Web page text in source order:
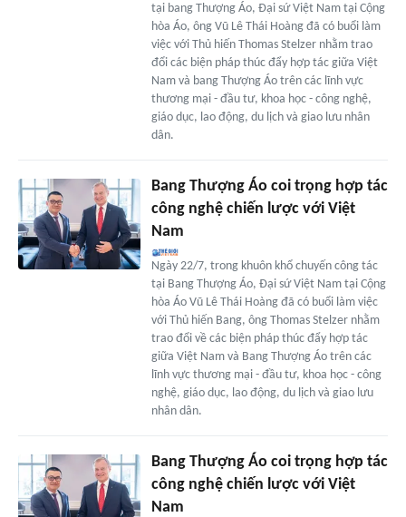
tại bang Thượng Áo, Đại sứ Việt Nam tại Cộng
hòa Áo, ông Vũ Lê Thái Hoàng đã có buổi làm
việc với Thủ hiến Thomas Stelzer nhằm trao
đổi các biện pháp thúc đẩy hợp tác giữa Việt
Nam và bang Thượng Áo trên các lĩnh vực
thương mại - đầu tư, khoa học - công nghệ,
giáo dục, lao động, du lịch và giao lưu nhân
dân.
Bang Thượng Áo coi trọng hợp tác
công nghệ chiến lược với Việt
Nam
Ngày 22/7, trong khuôn khổ chuyến công tác
tại Bang Thượng Áo, Đại sứ Việt Nam tại Cộng
hòa Áo Vũ Lê Thái Hoàng đã có buổi làm việc
với Thủ hiến Bang, ông Thomas Stelzer nhằm
trao đổi về các biện pháp thúc đẩy hợp tác
giữa Việt Nam và Bang Thượng Áo trên các
lĩnh vực thương mại - đầu tư, khoa học - công
nghệ, giáo dục, lao động, du lịch và giao lưu
nhân dân.
Bang Thượng Áo coi trọng hợp tác
công nghệ chiến lược với Việt
Nam